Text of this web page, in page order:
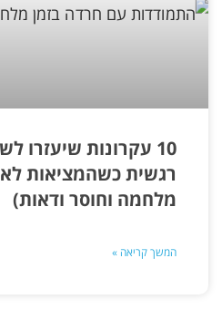
10 עקרונות שיעזרו
רגשית כשהמציאות לא
מלחמה וחוסר ודאות)
המשך קריאה »